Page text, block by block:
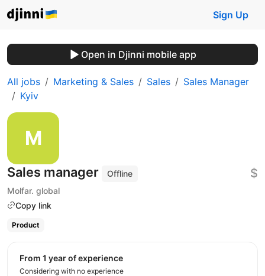
Sign Up
Open in Djinni mobile app
All jobs Marketing & Sales Sales
Sales Manager
Kyiv
Sales manager
Offline
Molfar. global
Copy link
$
Product
from 1 year of experience
Considering with no experience